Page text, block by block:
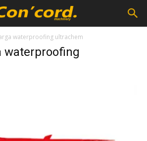
waterproofing ultrachem
waterproofing